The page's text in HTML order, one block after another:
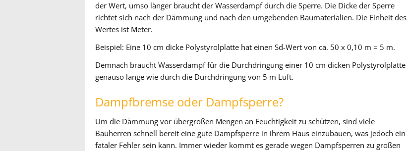
der Wert, umso länger braucht der Wasserdampf durch die Sperre. Die Dicke der Sperre
richtet sich nach der Dämmung und nach den umgebenden Baumaterialien. Die Einheit des
Wertes ist Meter.
Beispiel: Eine 10 cm dicke Polystyrolplatte hat einen Sd-Wert von ca. 50 x 0,10 m = 5 m.
Demnach braucht Wasserdampf für die Durchdringung einer 10 cm dicken Polystyrolplatte
genauso lange wie durch die Durchdringung von 5 m Luft.
Dampfbremse oder Dampfsperre?
Um die Dämmung vor übergroßen Mengen an Feuchtigkeit zu schützen, sind viele
Bauherren schnell bereit eine gute Dampfsperre in ihrem Haus einzubauen, was jedoch ein
fataler Fehler sein kann. Immer wieder kommt es gerade wegen Dampfsperren zu großen